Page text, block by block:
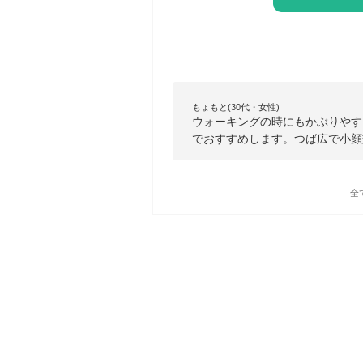
もょもと(30代・女性)
ウォーキングの時にもかぶりや
でおすすめします。つば広で小
全